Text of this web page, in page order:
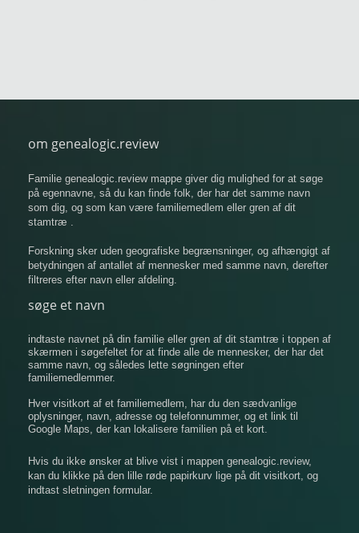
om genealogic.review
Familie genealogic.review mappe giver dig mulighed for at søge
på egennavne, så du kan finde folk, der har det samme navn
som dig, og som kan være familiemedlem eller gren af ​​dit
stamtræ .
Forskning sker uden geografiske begrænsninger, og afhængigt af
betydningen af ​​antallet af mennesker med samme navn, derefter
filtreres efter navn eller afdeling.
søge et navn
indtaste navnet på din familie eller gren af ​​dit stamtræ i toppen af
​​skærmen i søgefeltet for at finde alle de mennesker, der har det
samme navn, og således lette søgningen efter
familiemedlemmer.
Hver visitkort af et familiemedlem, har du den sædvanlige
oplysninger, navn, adresse og telefonnummer, og et link til
Google Maps, der kan lokalisere familien på et kort.
Hvis du ikke ønsker at blive vist i mappen genealogic.review,
kan du klikke på den lille røde papirkurv lige på dit visitkort, og
indtast sletningen formular.